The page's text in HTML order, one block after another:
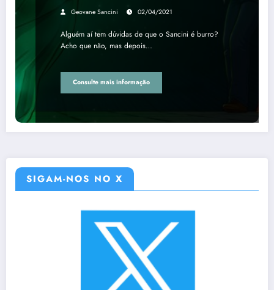
Geovane Sancini 02/04/2021
Alguém aí tem dúvidas de que o Sancini é burro?
Acho que não, mas depois…
Consulte mais informação
SIGAM-NOS NO X